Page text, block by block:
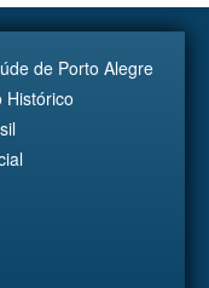
de Porto Alegre
Histórico